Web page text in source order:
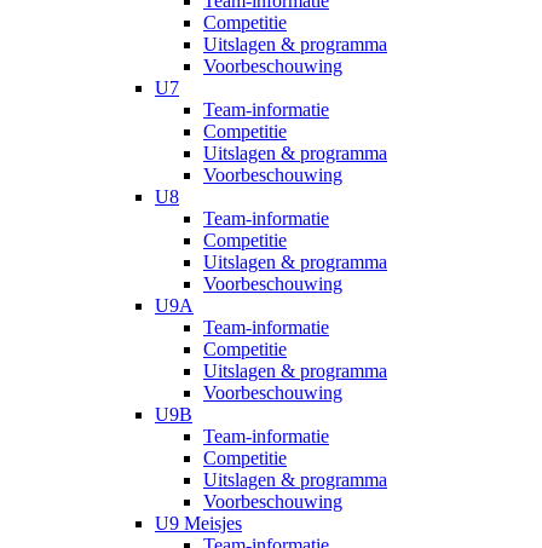
Competitie
Uitslagen & programma
Voorbeschouwing
U7
Team-informatie
Competitie
Uitslagen & programma
Voorbeschouwing
U8
Team-informatie
Competitie
Uitslagen & programma
Voorbeschouwing
U9A
Team-informatie
Competitie
Uitslagen & programma
Voorbeschouwing
U9B
Team-informatie
Competitie
Uitslagen & programma
Voorbeschouwing
U9 Meisjes